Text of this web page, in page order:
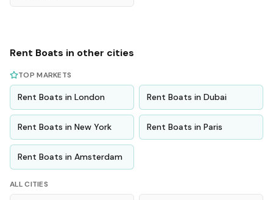
Rent Boats in other cities
TOP MARKETS
Rent Boats in London Rent Boats in Dubai
Rent Boats in New York Rent Boats in Paris
Rent Boats in Amsterdam
ALL CITIES